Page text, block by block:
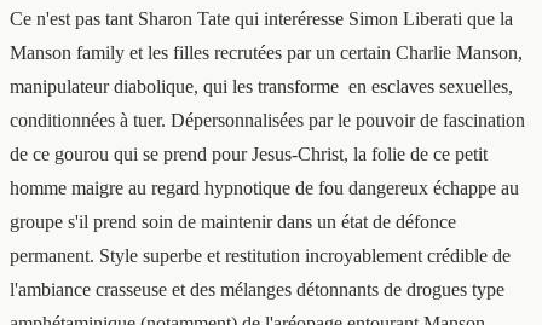
Ce n'est pas tant Sharon Tate qui interéresse Simon Liberati que la
Manson family et les filles recrutées par un certain Charlie Manson,
manipulateur diabolique, qui les transforme en esclaves sexuelles,
conditionnées à tuer. Dépersonnalisées par le pouvoir de fascination
de ce gourou qui se prend pour Jesus-Christ, la folie de ce petit
homme maigre au regard hypnotique de fou dangereux échappe au
groupe s'il prend soin de maintenir dans un état de défonce
permanent. Style superbe et restitution incroyablement crédible de
l'ambiance crasseuse et des mélanges détonnants de drogues type